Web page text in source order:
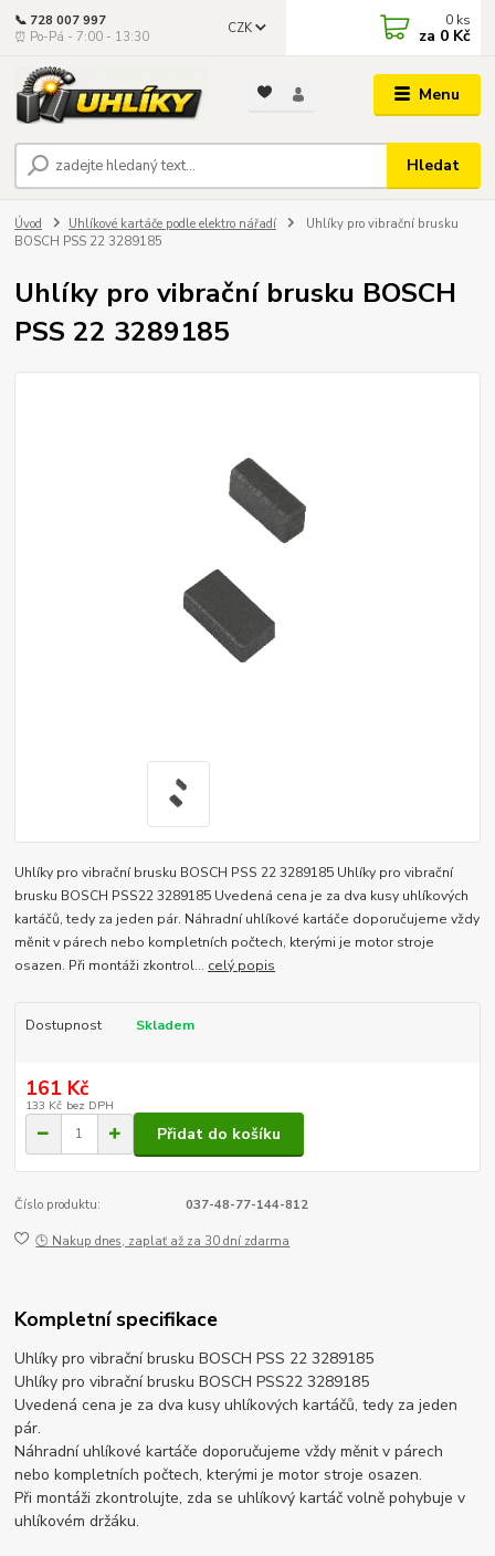
Menu
CZK
Hledat
📞 728 007 997
⏰ Po-Pá - 7:00 - 13:30
0 ks
za 0 Kč
Úvod Uhlíkové kartáče podle elektro nářadí
Uhlíky pro vibrační brusku
BOSCH PSS 22 3289185
Uhlíky pro vibrační brusku BOSCH
PSS 22 3289185
Uhlíky pro vibrační brusku BOSCH PSS 22 3289185 Uhlíky pro vibrační
brusku BOSCH PSS22 3289185 Uvedená cena je za dva kusy uhlíkových
kartáčů, tedy za jeden pár. Náhradní uhlíkové kartáče doporučujeme vždy
měnit v párech nebo kompletních počtech, kterými je motor stroje
osazen. Při montáži zkontrol... celý popis
Dostupnost Skladem
161 Kč
133 Kč bez DPH
Přidat do košíku
Číslo produktu: 037-48-77-144-812
🕒 Nakup dnes, zaplať až za 30 dní zdarma
Kompletní specifikace
Uhlíky pro vibrační brusku BOSCH PSS 22 3289185
Uhlíky pro vibrační brusku BOSCH PSS22 3289185
Uvedená cena je za dva kusy uhlíkových kartáčů, tedy za jeden
pár.
Náhradní uhlíkové kartáče doporučujeme vždy měnit v párech
nebo kompletních počtech, kterými je motor stroje osazen.
Při montáži zkontrolujte, zda se uhlíkový kartáč volně pohybuje v
uhlíkovém držáku.